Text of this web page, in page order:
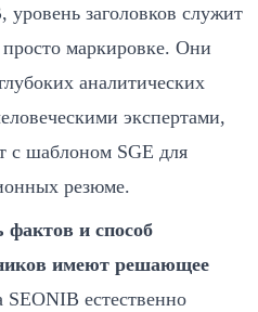
заголовков служит
просто маркировке. Они
аналитических
экспертами,
с шаблоном SGE для
резюме.
фактов и способ
имеют решающее
SEONIB естественно